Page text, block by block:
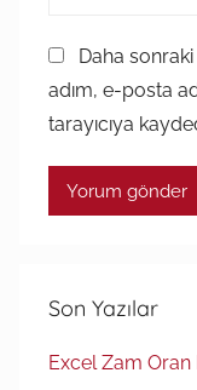
Daha
adım, e-posta
tarayıcıya
Son Yazılar
Excel Zam